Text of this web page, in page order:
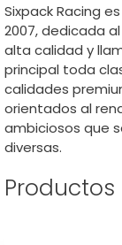
Sixpack Racing
2007, dedicada
alta calidad y
principal toda
calidades
orientados al
ambiciosos que
diversas.